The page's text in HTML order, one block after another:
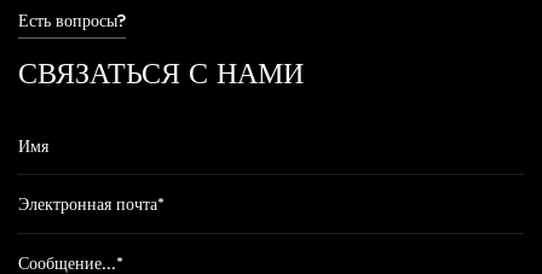
Есть вопросы?
СВЯЗАТЬСЯ С НАМИ